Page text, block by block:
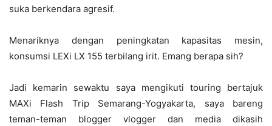
suka berkendara agresif.
Menariknya dengan peningkatan kapasitas mesin,
konsumsi LEXi LX 155 terbilang irit. Emang berapa sih?
Jadi kemarin sewaktu saya mengikuti touring bertajuk
MAXi Flash Trip Semarang-Yogyakarta, saya bareng
teman-teman blogger vlogger dan media dikasih